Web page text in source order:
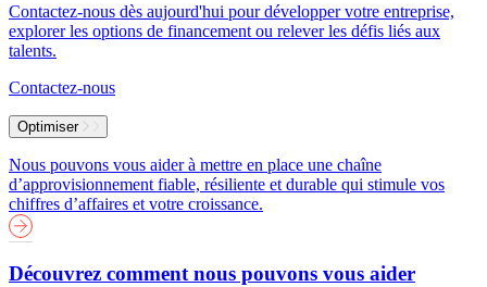
Contactez-nous dès aujourd'hui pour développer votre entreprise,
explorer les options de financement ou relever les défis liés aux
talents.
Contactez-nous
Optimiser
Nous pouvons vous aider à mettre en place une chaîne
d’approvisionnement fiable, résiliente et durable qui stimule vos
chiffres d’affaires et votre croissance.
Découvrez comment nous pouvons vous aider